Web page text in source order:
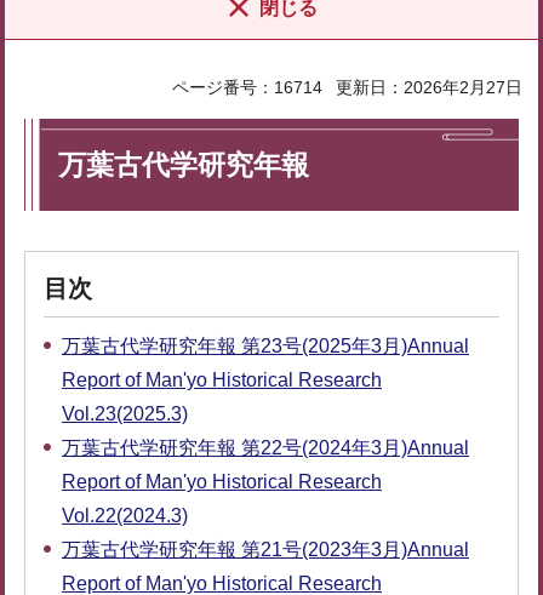
閉じる
ページ番号：16714 更新日：2026年2月27日
万葉古代学研究年報
目次
万葉古代学研究年報 第23号(2025年3月)Annual
Report of Man'yo Historical Research
Vol.23(2025.3)
万葉古代学研究年報 第22号(2024年3月)Annual
Report of Man'yo Historical Research
Vol.22(2024.3)
万葉古代学研究年報 第21号(2023年3月)Annual
Report of Man'yo Historical Research